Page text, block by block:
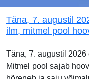
Täna, 7. augustil
ilm, mitmel pool
Täna, 7. augustil
Mitmel pool sajab